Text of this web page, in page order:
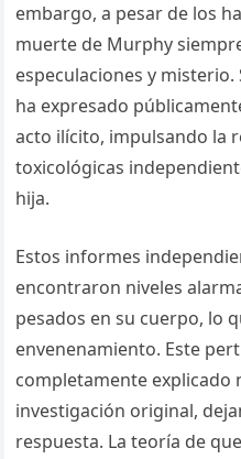
embargo, a pesar de los
muerte de Murphy
especulaciones y
ha expresado
acto ilícito, impulsando la
toxicológicas
hija.
Estos informes
encontraron niveles
pesados en su cuerpo, lo
envenenamiento. Este
completamente explicado
investigación original,
respuesta. La teoría de